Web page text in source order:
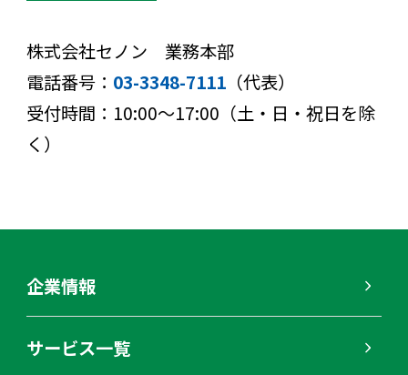
株式会社セノン 業務本部
電話番号： 03-3348-7111（代表）
受付時間：10:00～17:00（土・日・祝日を除
く）
企業情報
サービス一覧